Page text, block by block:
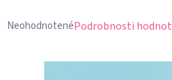
Priemerné
NeohodnotenéPodrobnosti